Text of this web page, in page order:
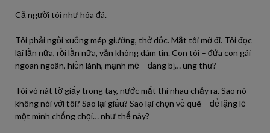
Cả người tôi như hóa đá.
Tôi phải ngồi xuống mép giường, thở dốc. Mắt tôi mờ đi. Tôi đọc
lại lần nữa, rồi lần nữa, vẫn không dám tin. Con tôi – đứa con gái
ngoan ngoãn, hiền lành, mạnh mẽ – đang bị… ung thư?
Tôi vò nát tờ giấy trong tay, nước mắt thi nhau chảy ra. Sao nó
không nói với tôi? Sao lại giấu? Sao lại chọn về quê – để lặng lẽ
một mình chống chọi… như thế này?